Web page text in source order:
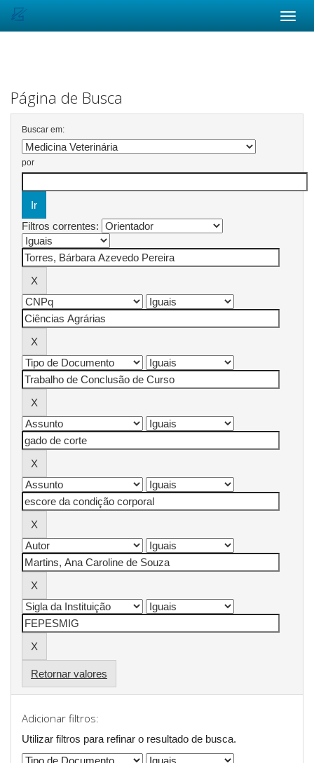
Página de Busca
Buscar em:
por
Filtros correntes:
Retornar valores
Adicionar filtros:
Utilizar filtros para refinar o resultado de busca.